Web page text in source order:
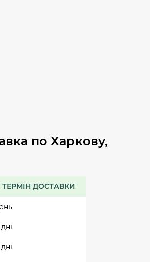
по Харкову,
ТЕРМІН ДОСТАВКИ